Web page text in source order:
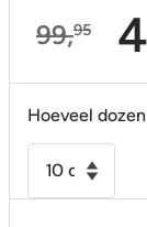
Taupe
» Alle kleuren
Blauw
Rood
» Alle kleuren
99,95
was:
Huidige
is:
Hoeveel
Vloertegel